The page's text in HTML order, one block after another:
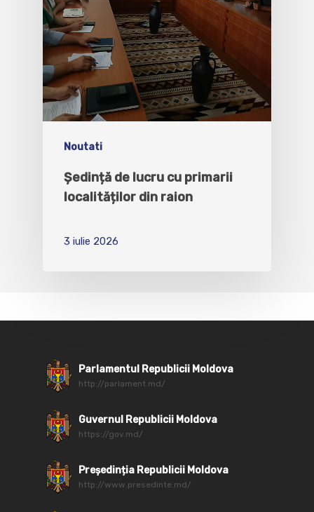
Noutati
Ședință de lucru cu primarii
localităților din raion
3 iulie 2026
Parlamentul Republicii Moldova
http://parlament.md/
Guvernul Republicii Moldova
https://gov.md/
Președinția Republicii Moldova
http://www.presedinte.md/